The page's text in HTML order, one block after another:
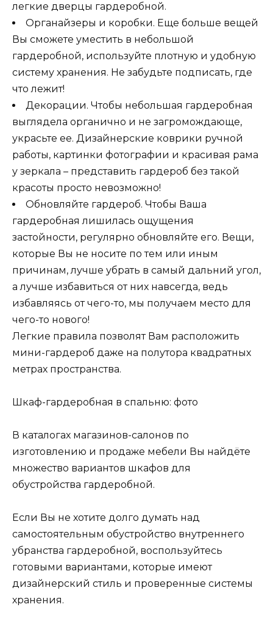
легкие дверцы гардеробной.
Органайзеры и коробки. Еще больше вещей
Вы сможете уместить в небольшой
гардеробной, используйте плотную и удобную
систему хранения. Не забудьте подписать, где
что лежит!
Декорации. Чтобы небольшая гардеробная
выглядела органично и не загромождающе,
украсьте ее. Дизайнерские коврики ручной
работы, картинки фотографии и красивая рама
у зеркала – представить гардероб без такой
красоты просто невозможно!
Обновляйте гардероб. Чтобы Ваша
гардеробная лишилась ощущения
застойности, регулярно обновляйте его. Вещи,
которые Вы не носите по тем или иным
причинам, лучше убрать в самый дальний угол,
а лучше избавиться от них навсегда, ведь
избавляясь от чего-то, мы получаем место для
чего-то нового!
Легкие правила позволят Вам расположить
мини-гардероб даже на полутора квадратных
метрах пространства.
Шкаф-гардеробная в спальню: фото
В каталогах магазинов-салонов по
изготовлению и продаже мебели Вы найдёте
множество вариантов шкафов для
обустройства гардеробной.
Если Вы не хотите долго думать над
самостоятельным обустройство внутреннего
убранства гардеробной, воспользуйтесь
готовыми вариантами, которые имеют
дизайнерский стиль и проверенные системы
хранения.